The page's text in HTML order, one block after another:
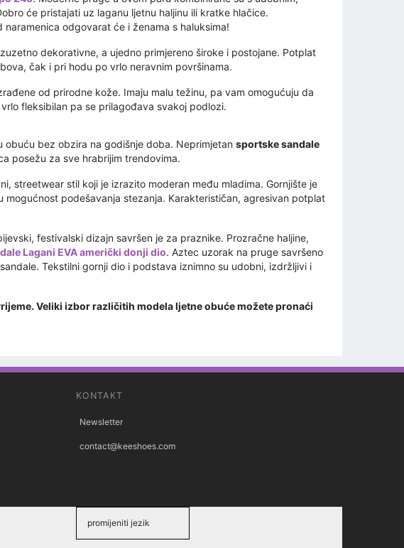
će pristajati uz laganu ljetnu haljinu ili kratke hlačice.
odgovarat će i ženama s haluksima!
dekorativne, a ujedno primjereno široke i postojane. Potplat
čak i pri hodu po vrlo neravnim površinama.
od prirodne kože. Imaju malu težinu, pa vam omogućuju da
fleksibilan pa se prilagođava svakoj podlozi.
obuću bez obzira na godišnje doba. Neprimjetan sportske sandale
posežu za sve hrabrijim trendovima.
streetwear stil koji je izrazito moderan među mladima. Gornjište je
podešavanja stezanja. Karakterističan, agresivan potplat
festivalski dizajn savršen je za praznike. Prozračne haljine,
Lagani EVA američki donji dio. Aztec uzorak na pruge savršeno
Tekstilni gornji dio i podstava iznimno su udobni, izdržljivi i
Veliki izbor različitih modela ljetne obuće možete pronaći
KONTAKT
Newsletter
contact@keeshoes.com
promijeniti jezik